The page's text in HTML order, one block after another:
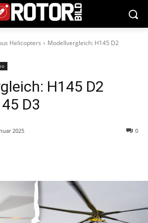
Helicopters
Modellvergleich: H145 D2
H145 D2
D3
2025 0